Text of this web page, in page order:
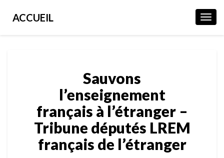
ACCUEIL
l’enseignement
français
à
l’étranger
Tribune
députés
LREM
Sauvons
l’enseignement
français à l’étranger –
Tribune députés LREM
français de l’étranger